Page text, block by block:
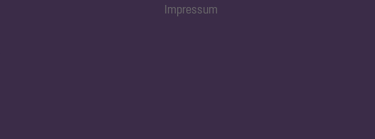
Impressum